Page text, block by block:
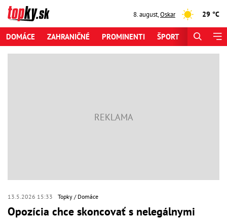
8. august,Oskar 29 °C
DOMÁCE ZAHRANIČNÉ PROMINENTI ŠPORT
13.5.2026 15:33 Topky Domáce
Opozícia chce skoncovať s nelegálnymi